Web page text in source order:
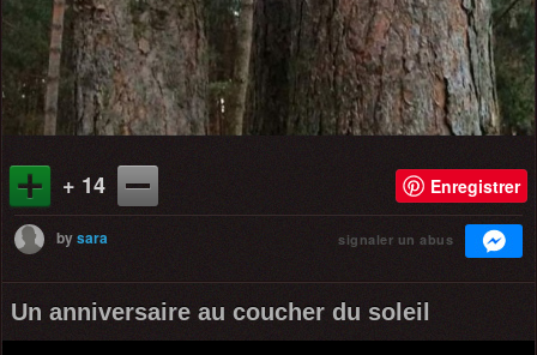
+ 14 Enregistrer
bysara signaler un abus
Un anniversaire au coucher du soleil